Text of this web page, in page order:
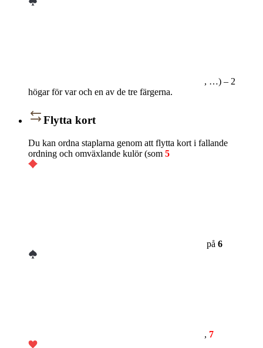
, …) – 2
högar för var och en av de tre färgerna.
Flytta kort
Du kan ordna staplarna genom att flytta kort i fallande
ordning och omväxlande kulör (som 5
på 6
, 7